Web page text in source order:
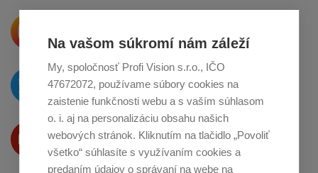
Na vašom súkromí nám záleží
My, spoločnosť Profi Vision s.r.o., IČO
47672072, používame súbory cookies na
zaistenie funkčnosti webu a s vaším súhlasom
o. i. aj na personalizáciu obsahu našich
webových stránok. Kliknutím na tlačidlo „Povoliť
všetko“ súhlasíte s využívaním cookies a
predaním údajov o správaní na webe na
o zdieľanie naInstagrame
O novinkách píšeme
naTwitteri
Produkty Vám predstavujeme
na Youtube